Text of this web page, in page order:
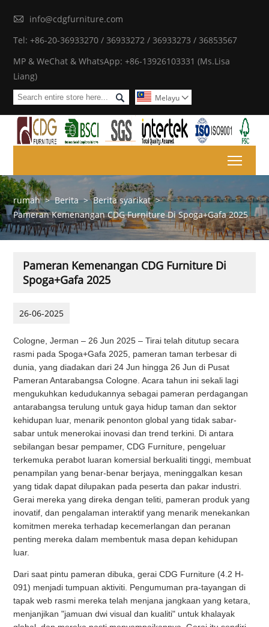

info@cdgfurniture.com
Tel: +86-20-36933270 / 36933272 / 36933273 / 36853567
MP & WeChat & WhatsApp: +86-13926103331 (Ms.Lisa
Liang)
 Melayu 
rumah > Berita > Berita syarikat >
Pameran Kemenangan CDG Furniture Di Spoga+Gafa 2025
Pameran Kemenangan CDG Furniture Di
Spoga+Gafa 2025
26-06-2025
Cologne, Jerman – 26 Jun 2025 – Tirai telah ditutup secara
rasmi pada Spoga+Gafa 2025, pameran taman terbesar di
dunia, yang diadakan dari 24 Jun hingga 26 Jun di Pusat
Pameran Antarabangsa Cologne. Acara tahun ini sekali lagi
mengukuhkan kedudukannya sebagai pameran perdagangan
antarabangsa terulung untuk gaya hidup taman dan sektor
kehidupan luar, menarik penonton global yang tidak sabar-
sabar untuk menerokai inovasi dan trend terkini. Di antara
sebilangan besar pempamer, CDG Furniture, pengeluar
terkemuka perabot luaran komersial berkualiti tinggi, membuat
penampilan yang benar-benar berjaya, meninggalkan kesan
yang tidak dapat dilupakan pada peserta dan pakar industri.
Gerai mereka yang direka dengan teliti, pameran produk yang
inovatif, dan pengalaman interaktif yang menarik menekankan
komitmen mereka terhadap kecemerlangan dan peranan
penting mereka dalam membentuk masa depan kehidupan
luar.
Dari saat pintu pameran dibuka, gerai CDG Furniture (4.2 H-
091) menjadi tumpuan aktiviti. Pengumuman pra-tayangan di
tapak web rasmi mereka telah menjana jangkaan yang ketara,
menjanjikan "jamuan dwi visual dan kualiti" untuk khalayak